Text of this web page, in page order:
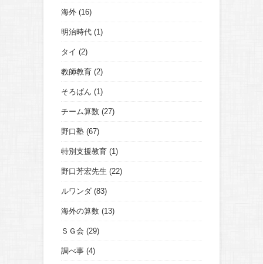
海外 (16)
明治時代 (1)
タイ (2)
教師教育 (2)
そろばん (1)
チーム算数 (27)
野口塾 (67)
特別支援教育 (1)
野口芳宏先生 (22)
ルワンダ (83)
海外の算数 (13)
ＳＧ会 (29)
調べ事 (4)